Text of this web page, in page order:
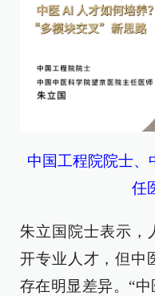
中国工程院院士、
任
朱立国院士表示，
开专业人才，但中
存在明显差异。“